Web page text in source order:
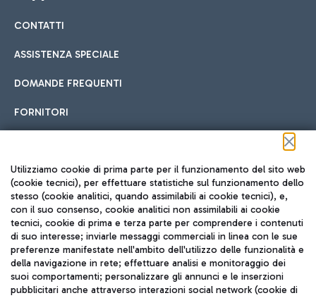
Cucina Internazionale
Fast Food
Hotel in aeroporto
Scegli l'alloggio più adatto e approfitta della vicinanza
all'aeroporto.
Car sharing
Con il Car Sharing è ancora più facile spostarsi
Treno
Raggiungi velocemente l'aeroporto di Fiumicino da Roma
tramite i servizi ferroviari Trenitalia.
CONTATTI
ASSISTENZA SPECIALE
DOMANDE FREQUENTI
FORNITORI
Seguici sui social
TRAVEL JOURNAL
ITA
Utilizziamo cookie di prima parte per il funzionamento del sito web
(cookie tecnici), per effettuare statistiche sul funzionamento dello
stesso (cookie analitici, quando assimilabili ai cookie tecnici), e,
con il suo consenso, cookie analitici non assimilabili ai cookie
tecnici, cookie di prima e terza parte per comprendere i contenuti
di suo interesse; inviarle messaggi commerciali in linea con le sue
preferenze manifestate nell'ambito dell'utilizzo delle funzionalità e
della navigazione in rete; effettuare analisi e monitoraggio dei
suoi comportamenti; personalizzare gli annunci e le inserzioni
pubblicitari anche attraverso interazioni social network (cookie di